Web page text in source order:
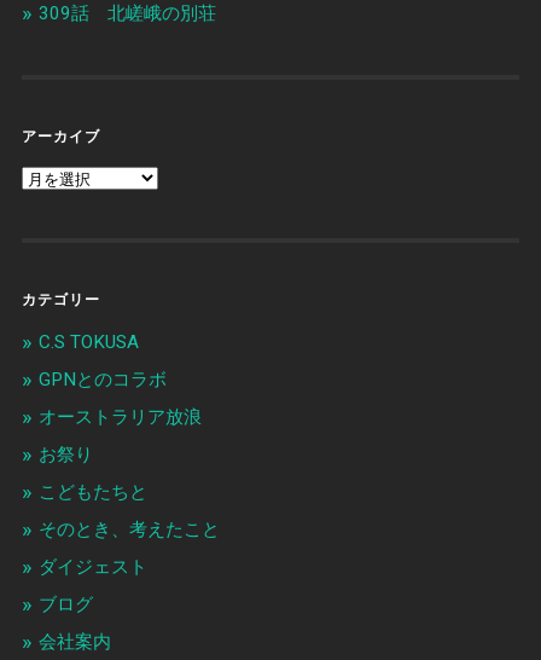
309話 北嵯峨の別荘
アーカイブ
カテゴリー
C.S TOKUSA
GPNとのコラボ
オーストラリア放浪
お祭り
こどもたちと
そのとき、考えたこと
ダイジェスト
ブログ
会社案内